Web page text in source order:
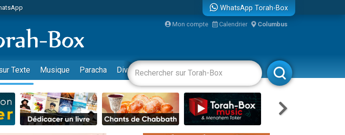
jours de vacances aux Orphelins
80 ans, dans un appartement insalubre
Sauvez la jambe de Yohan
Zoom
WhatsApp Torah-Box
Mon compte Calendrier Columbus
Texte Musique Paracha Divertissements Livres Rabbanim